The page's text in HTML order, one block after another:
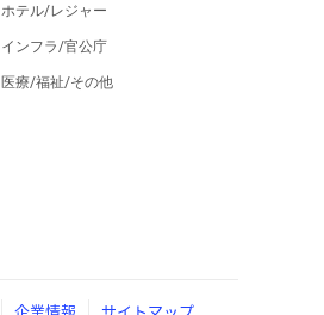
ホテル/レジャー
インフラ/官公庁
医療/福祉/その他